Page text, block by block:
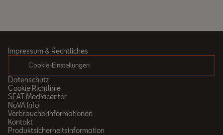
Impressum & Rechtliches
Cookie-Einstellungen
Datenschutz
Cookie Richtlinie
SEAT Mediacenter
NoVA Info
Verbraucherinformationen
Kontakt
Produktsicherheitsinformation